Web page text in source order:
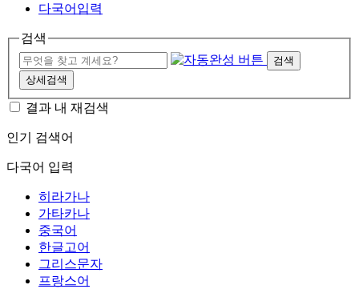
다국어입력
검색
검색
상세검색
결과 내 재검색
인기 검색어
다국어 입력
히라가나
가타카나
중국어
한글고어
그리스문자
프랑스어